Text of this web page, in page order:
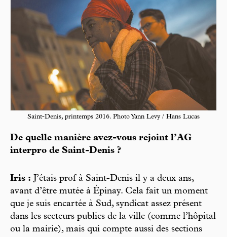
Saint-Denis, printemps 2016. Photo Yann Levy / Hans Lucas
De quelle manière avez-vous rejoint l’AG
interpro de Saint-Denis ?
Iris : J’étais prof à Saint-Denis il y a deux ans,
avant d’être mutée à Épinay. Cela fait un moment
que je suis encartée à Sud, syndicat assez présent
dans les secteurs publics de la ville (comme l’hôpital
ou la mairie), mais qui compte aussi des sections